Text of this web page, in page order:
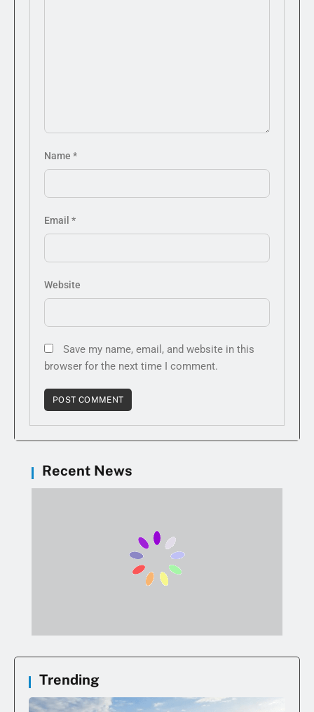
Name *
Email *
Website
Save my name, email, and website in this
browser for the next time I comment.
Recent News
Trending